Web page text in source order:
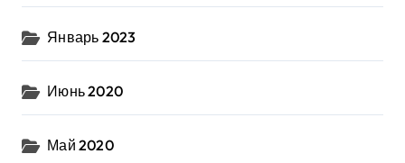
Январь 2023
Июнь 2020
Май 2020